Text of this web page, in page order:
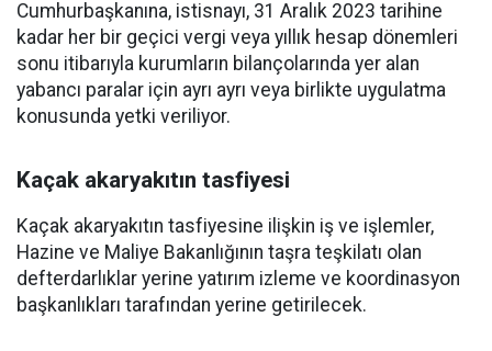
Cumhurbaşkanına, istisnayı, 31 Aralık 2023 tarihine
kadar her bir geçici vergi veya yıllık hesap dönemleri
sonu itibarıyla kurumların bilançolarında yer alan
yabancı paralar için ayrı ayrı veya birlikte uygulatma
konusunda yetki veriliyor.
Kaçak akaryakıtın tasfiyesi
Kaçak akaryakıtın tasfiyesine ilişkin iş ve işlemler,
Hazine ve Maliye Bakanlığının taşra teşkilatı olan
defterdarlıklar yerine yatırım izleme ve koordinasyon
başkanlıkları tarafından yerine getirilecek.